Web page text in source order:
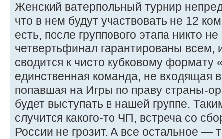
Женский ватерпольный турнир
что в нем будут участвовать не 12
есть, после группового этапа никто
четвертьфинал гарантированы всем,
сводится к чисто кубковому
единственная команда, не входящая
попавшая на Игры по праву страны-
будет выступать в нашей группе.
случится какого-то ЧП, встреча со
России не грозит. А все остальное